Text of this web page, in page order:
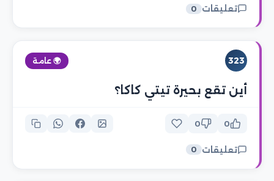
تعليقات 0
323 🌍 عامة
أين تقع بحيرة تيتي كاكا؟
0
0
تعليقات 0